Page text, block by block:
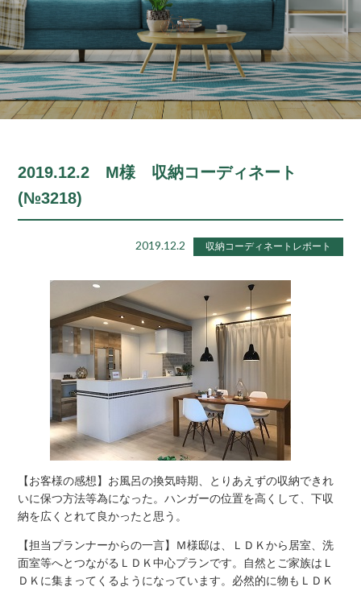
2019.12.2 M様 収納コーディネート
(№3218)
2019.12.2 収納コーディネートレポート
【お客様の感想】お風呂の換気時期、とりあえずの収納できれ
いに保つ方法等為になった。ハンガーの位置を高くして、下収
納を広くとれて良かったと思う。
【担当プランナーからの一言】Ｍ様邸は、ＬＤＫから居室、洗
面室等へとつながるＬＤＫ中心プランです。自然とご家族はＬ
ＤＫに集まってくるようになっています。必然的に物もＬＤＫ